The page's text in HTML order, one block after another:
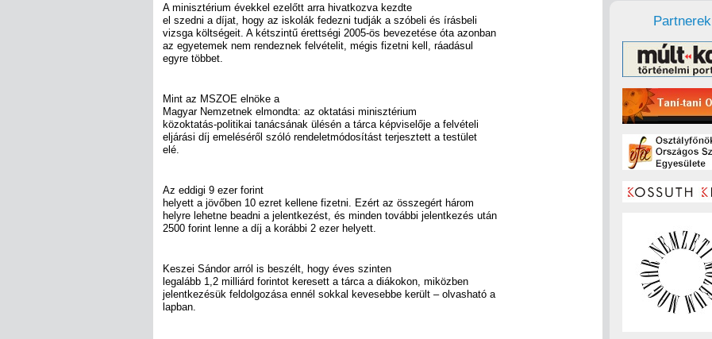
A minisztérium évekkel ezelőtt arra hivatkozva kezdte
el szedni a díjat, hogy az iskolák fedezni tudják a szóbeli és írásbeli
vizsga költségeit. A kétszintű érettségi 2005-ös bevezetése óta azonban
az egyetemek nem rendeznek felvételit, mégis fizetni kell, ráadásul
egyre többet.
Mint az MSZOE elnöke a
Magyar Nemzetnek elmondta: az oktatási minisztérium
közoktatás-politikai tanácsának ülésén a tárca képviselője a felvételi
eljárási díj emeléséről szóló rendeletmódosítást terjesztett a testület
elé.
Az eddigi 9 ezer forint
helyett a jövőben 10 ezret kellene fizetni. Ezért az összegért három
helyre lehetne beadni a jelentkezést, és minden további jelentkezés után
2500 forint lenne a díj a korábbi 2 ezer helyett.
Keszei Sándor arról is beszélt, hogy éves szinten
legalább 1,2 milliárd forintot keresett a tárca a diákokon, miközben
jelentkezésük feldolgozása ennél sokkal kevesebbe került – olvasható a
lapban.
Partnerek